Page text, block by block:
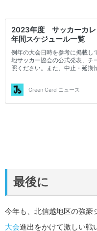
最後に
今年も、北信越地区の強豪
大会進出をかけて激しい戦